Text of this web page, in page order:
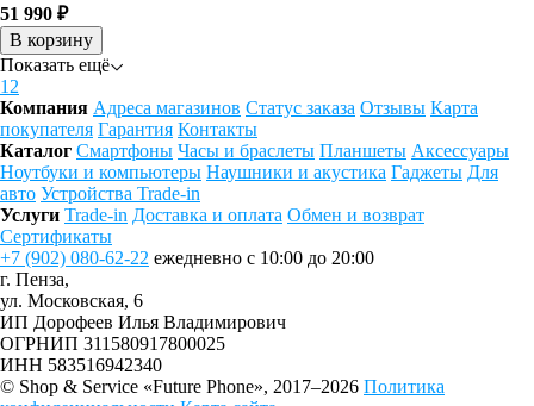
51 990 ₽
В корзину
Показать ещё
1 2
Компания Адреса магазинов Статус заказа Отзывы Карта
покупателя Гарантия Контакты
Каталог Смартфоны Часы и браслеты Планшеты Аксессуары
Ноутбуки и компьютеры Наушники и акустика Гаджеты Для
авто Устройства Trade-in
Услуги Trade-in Доставка и оплата Обмен и возврат
Сертификаты
+7 (902) 080-62-22 ежедневно с 10:00 до 20:00
г. Пенза,
ул. Московская, 6
ИП Дорофеев Илья Владимирович
ОГРНИП 311580917800025
ИНН 583516942340
© Shop & Service «Future Phone», 2017–2026 Политика